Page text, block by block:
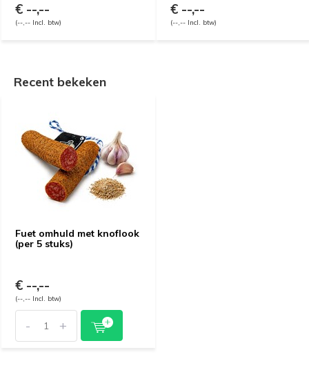
€ --,--
(--,-- Incl. btw)
€ --,--
(--,-- Incl. btw)
Recent bekeken
Fuet omhuld met knoflook
(per 5 stuks)
€ --,--
(--,-- Incl. btw)
- +